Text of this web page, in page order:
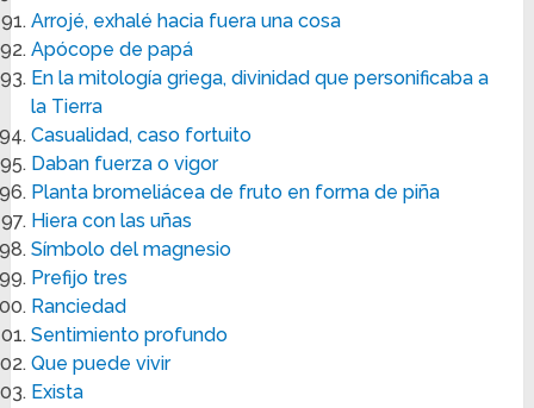
Arrojé, exhalé hacia fuera una cosa
Apócope de papá
En la mitología griega, divinidad que personificaba a
la Tierra
Casualidad, caso fortuito
Daban fuerza o vigor
Planta bromeliácea de fruto en forma de piña
Hiera con las uñas
Símbolo del magnesio
Prefijo tres
Ranciedad
Sentimiento profundo
Que puede vivir
Exista